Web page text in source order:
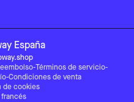
España
-Términos de servicio-
-Condiciones de venta
de cookies
francés